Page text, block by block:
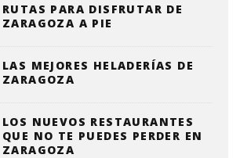
RUTAS PARA DISFRUTAR DE
ZARAGOZA A PIE
LAS MEJORES HELADERÍAS DE
ZARAGOZA
LOS NUEVOS RESTAURANTES
QUE NO TE PUEDES PERDER EN
ZARAGOZA